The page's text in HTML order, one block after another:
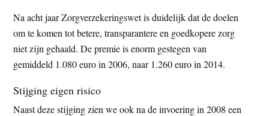
Na acht jaar Zorgverzekeringswet is duidelijk dat de doelen
om te komen tot betere, transparantere en goedkopere zorg
niet zijn gehaald. De premie is enorm gestegen van
gemiddeld 1.080 euro in 2006, naar 1.260 euro in 2014.
Stijging eigen risico
Naast deze stijging zien we ook na de invoering in 2008 een